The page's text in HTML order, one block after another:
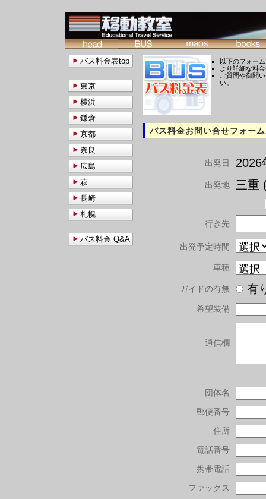
以下のフォー
より詳細な料
ご質問や御問
い。
バス料金お問い合せフォーム
出発日 2026
出発地 三重
行き先
出発予定時間
車種
ガイドの有無
希望装備
通信欄
団体名
郵便番号
住所
電話番号
携帯電話
ファックス
バス料金表top
東京
横浜
鎌倉
京都
奈良
広島
萩
長崎
札幌
バス料金 Q&A